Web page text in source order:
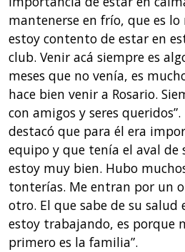
mantenerse en frío, que es
estoy contento de estar en
club. Venir acá siempre es
meses que no venía, es
hace bien venir a Rosario.
con amigos y seres
destacó que para él era
equipo y que tenía el aval de
estoy muy bien. Hubo
tonterías. Me entran por un
otro. El que sabe de su salud
estoy trabajando, es porque
primero es la familia”.